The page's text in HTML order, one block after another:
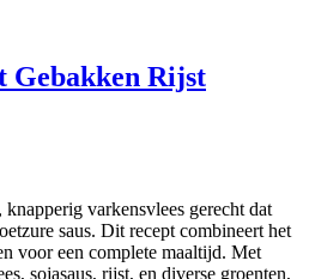
Gebakken Rijst
varkensvlees gerecht dat
saus. Dit recept combineert het
voor een complete maaltijd. Met
sojasaus, rijst, en diverse groenten,